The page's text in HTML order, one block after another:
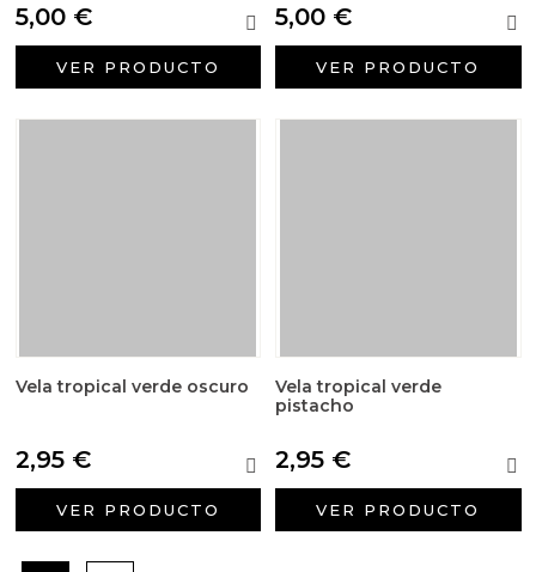
5,00 €
VER PRODUCTO
5,00 €
VER PRODUCTO
Vela tropical verde oscuro
2,95 €
VER PRODUCTO
Vela tropical verde
pistacho
2,95 €
VER PRODUCTO